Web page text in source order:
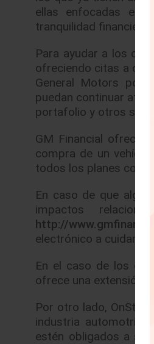
ellas enfocadas en
tranquilidad financiera
Para ayudar a los
ofreciendo citas a
General Motors
puedan continuar
portafolio y otros
GM Financial
compra de un
todos los planes con
En caso de que
impactos
http://
electrónico a
En el caso de los
ofrece una extensión
Por otro lado, OnStar,
industria automotriz
estén obligados a